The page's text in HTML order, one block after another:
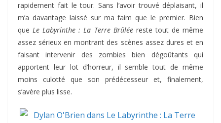
rapidement fait le tour. Sans l’avoir trouvé déplaisant, il
m’a davantage laissé sur ma faim que le premier. Bien
queLe Labyrinthe : La Terre Brûléereste tout de même
assez sérieux en montrant des scènes assez dures et en
faisant intervenir des zombies bien dégoûtants qui
apportent leur lot d’horreur, il semble tout de même
moins culotté que son prédécesseur et, finalement,
s’avère plus lisse.